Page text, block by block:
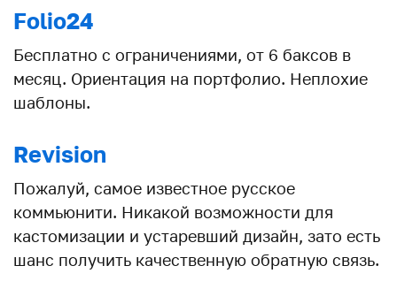
Folio24
Бесплатно с ограничениями, от 6 баксов в
месяц. Ориентация на портфолио. Неплохие
шаблоны.
Revision
Пожалуй, самое известное русское
коммьюнити. Никакой возможности для
кастомизации и устаревший дизайн, зато есть
шанс получить качественную обратную связь.